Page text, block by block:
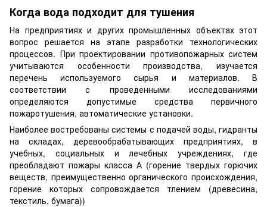
Когда вода подходит для тушения
На предприятиях и других промышленных объектах этот
вопрос решается на этапе разработки технологических
процессов. При проектировании противопожарных систем
учитываются особенности производства, изучается
перечень используемого сырья и материалов. В
соответствии с проведенными исследованиями
определяются допустимые средства первичного
пожаротушения, автоматические установки.
Наиболее востребованы системы с подачей воды, гидранты
на складах, деревообрабатывающих предприятиях, в
учебных, социальных и лечебных учреждениях, где
преобладают пожары класса А (горение твердых горючих
веществ, преимущественно органического происхождения,
горение которых сопровождается тлением (древесина,
текстиль, бумага))